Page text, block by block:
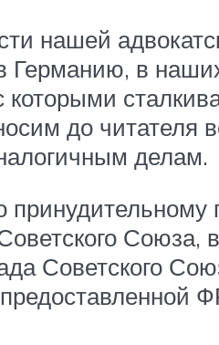
нашей
Германию, в
до
делам.
Союза,
Советского